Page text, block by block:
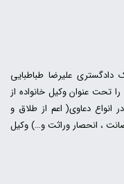
علیرضا طباطبایی
تحت عنوان وکیل خانواده از
انواع دعاوی( اعم از طلاق و
، انحصار وراثت و…) وکیل